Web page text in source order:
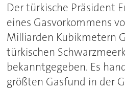
Der türkische Präsident
eines Gasvorkommens
Milliarden Kubikmetern
türkischen
bekanntgegeben. Es
größten Gasfund in der